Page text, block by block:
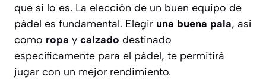
que si lo es. La elección de un buen equipo de
pádel es fundamental. Elegir una buena pala, así
como ropa y calzado destinado
específicamente para el pádel, te permitirá
jugar con un mejor rendimiento.